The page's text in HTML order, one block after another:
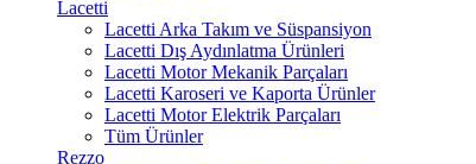
Lacetti
Lacetti Arka Takım ve Süspansiyon
Lacetti Dış Aydınlatma Ürünleri
Lacetti Motor Mekanik Parçaları
Lacetti Karoseri ve Kaporta Ürünler
Lacetti Motor Elektrik Parçaları
Tüm Ürünler
Rezzo